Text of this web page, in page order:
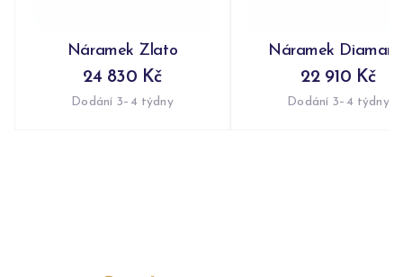
Náramek Zlato
24 830 Kč
Dodání 3–4 týdny
Náramek
22 910 Kč
Dodání 3–4 týdny